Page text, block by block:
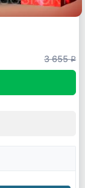
3 655q